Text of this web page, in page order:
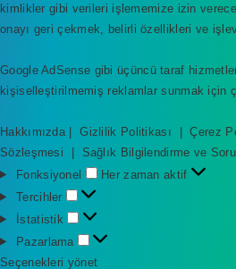
kimlikler gibi verileri işlememize izin
onayı geri çekmek, belirli özellikleri ve
Google AdSense gibi üçüncü taraf
kişiselleştirilmemiş reklamlar sunmak için
Hakkımızda |Gizlilik Politikası |Çerez
Sözleşmesi
| Sağlık Bilgilendirme ve
Fonksiyonel
F
k
Her zaman aktif
Tercihler
T
e
r
İstatistik
İ
s
t
Pazarlama
P
a
Seçenekleri yönet